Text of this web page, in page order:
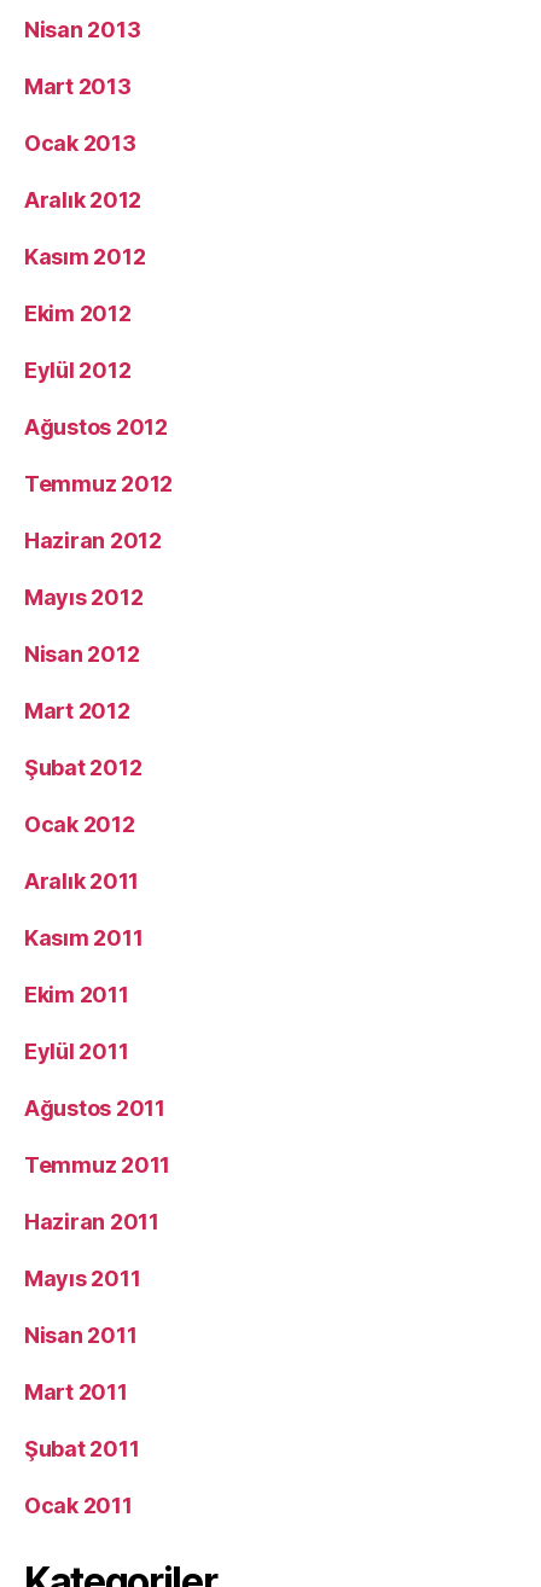
Nisan 2013
Mart 2013
Ocak 2013
Aralık 2012
Kasım 2012
Ekim 2012
Eylül 2012
Ağustos 2012
Temmuz 2012
Haziran 2012
Mayıs 2012
Nisan 2012
Mart 2012
Şubat 2012
Ocak 2012
Aralık 2011
Kasım 2011
Ekim 2011
Eylül 2011
Ağustos 2011
Temmuz 2011
Haziran 2011
Mayıs 2011
Nisan 2011
Mart 2011
Şubat 2011
Ocak 2011